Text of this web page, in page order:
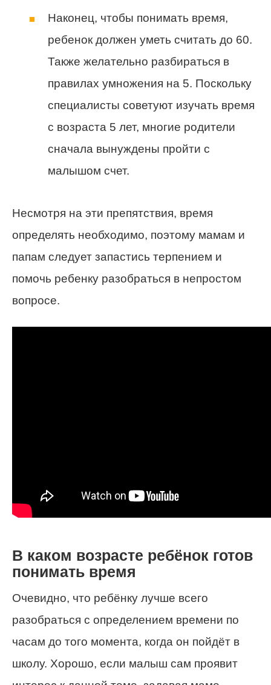
Наконец, чтобы понимать время,
ребенок должен уметь считать до 60.
Также желательно разбираться в
правилах умножения на 5. Поскольку
специалисты советуют изучать время
с возраста 5 лет, многие родители
сначала вынуждены пройти с
малышом счет.
Несмотря на эти препятствия, время
определять необходимо, поэтому мамам и
папам следует запастись терпением и
помочь ребенку разобраться в непростом
вопросе.
В каком возрасте ребёнок готов
понимать время
Очевидно, что ребёнку лучше всего
разобраться с определением времени по
часам до того момента, когда он пойдёт в
школу. Хорошо, если малыш сам проявит